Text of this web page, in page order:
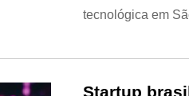
tecnológica em
Startup